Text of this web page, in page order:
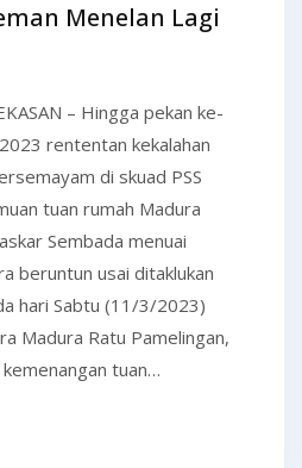
Menelan Lagi
– Hingga pekan ke-
rententan kekalahan
di skuad PSS
tuan rumah Madura
Sembada menuai
beruntun usai ditaklukan
hari Sabtu (11/3/2023)
Madura Ratu Pamelingan,
tuan…